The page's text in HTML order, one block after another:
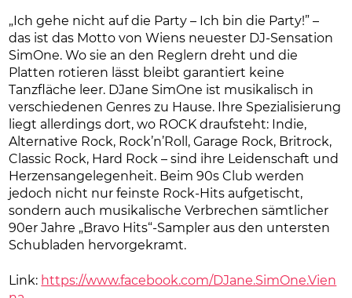
„Ich gehe nicht auf die Party – Ich bin die Party!” –
das ist das Motto von Wiens neuester DJ-Sensation
SimOne. Wo sie an den Reglern dreht und die
Platten rotieren lässt bleibt garantiert keine
Tanzfläche leer. DJane SimOne ist musikalisch in
verschiedenen Genres zu Hause. Ihre Spezialisierung
liegt allerdings dort, wo ROCK draufsteht: Indie,
Alternative Rock, Rock’n’Roll, Garage Rock, Britrock,
Classic Rock, Hard Rock – sind ihre Leidenschaft und
Herzensangelegenheit. Beim 90s Club werden
jedoch nicht nur feinste Rock-Hits aufgetischt,
sondern auch musikalische Verbrechen sämtlicher
90er Jahre „Bravo Hits“-Sampler aus den untersten
Schubladen hervorgekramt.
Link: https://www.facebook.com/DJane.SimOne.Vien